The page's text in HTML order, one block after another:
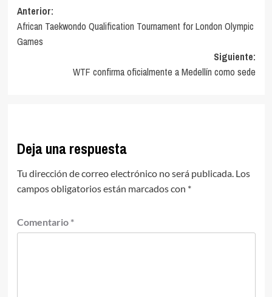
Navegación
de
entradas
Anterior:
African Taekwondo Qualification Tournament for London Olympic
Games
Siguiente:
WTF confirma oficialmente a Medellín como sede
Deja una respuesta
Tu dirección de correo electrónico no será publicada. Los
campos obligatorios están marcados con *
Comentario *